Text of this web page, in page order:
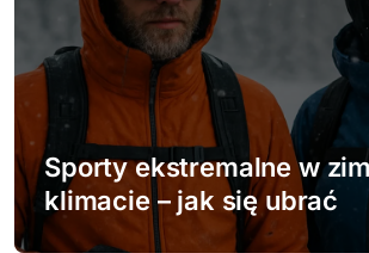
Sporty ekstremalne w
klimacie – jak się ubrać